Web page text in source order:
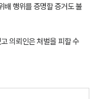
배 행위를 증명할 증거도 불
의뢰인은 처벌을 피할 수